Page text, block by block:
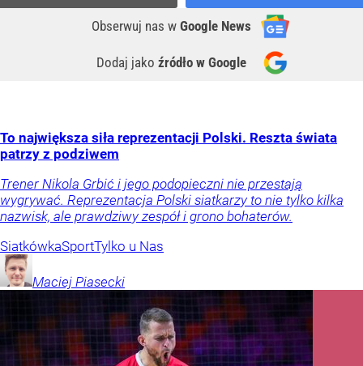
Obserwuj nas w Google News
Dodaj jako źródło w Google
To największa siła reprezentacji Polski. Reszta świata
patrzy z podziwem
Trener Nikola Grbić i jego podopieczni nie przestają
wygrywać. Reprezentacja Polski siatkarzy to nie tylko kilka
nazwisk, ale prawdziwy zespół i grono bohaterów.
SiatkówkaSportTylko u Nas
Maciej Piasecki